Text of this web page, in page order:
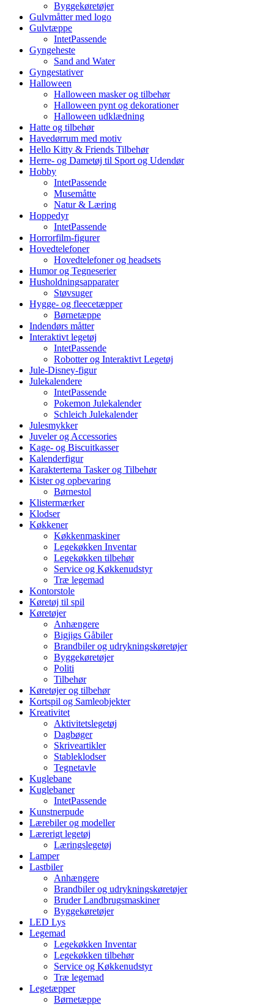
Byggekøretøjer
Gulvmåtter med logo
Gulvtæppe
IntetPassende
Gyngeheste
Sand and Water
Gyngestativer
Halloween
Halloween masker og tilbehør
Halloween pynt og dekorationer
Halloween udklædning
Hatte og tilbehør
Havedørrum med motiv
Hello Kitty & Friends Tilbehør
Herre- og Dametøj til Sport og Udendør
Hobby
IntetPassende
Musemåtte
Natur & Læring
Hoppedyr
IntetPassende
Horrorfilm-figurer
Hovedtelefoner
Hovedtelefoner og headsets
Humor og Tegneserier
Husholdningsapparater
Støvsuger
Hygge- og fleecetæpper
Børnetæppe
Indendørs måtter
Interaktivt legetøj
IntetPassende
Robotter og Interaktivt Legetøj
Jule-Disney-figur
Julekalendere
IntetPassende
Pokemon Julekalender
Schleich Julekalender
Julesmykker
Juveler og Accessories
Kage- og Biscuitkasser
Kalenderfigur
Karaktertema Tasker og Tilbehør
Kister og opbevaring
Børnestol
Klistermærker
Klodser
Køkkener
Køkkenmaskiner
Legekøkken Inventar
Legekøkken tilbehør
Service og Køkkenudstyr
Træ legemad
Kontorstole
Køretøj til spil
Køretøjer
Anhængere
Bigjigs Gåbiler
Brandbiler og udrykningskøretøjer
Byggekøretøjer
Politi
Tilbehør
Køretøjer og tilbehør
Kortspil og Samleobjekter
Kreativitet
Aktivitetslegetøj
Dagbøger
Skriveartikler
Stableklodser
Tegnetavle
Kuglebane
Kuglebaner
IntetPassende
Kunstnerpude
Lærebiler og modeller
Lærerigt legetøj
Læringslegetøj
Lamper
Lastbiler
Anhængere
Brandbiler og udrykningskøretøjer
Bruder Landbrugsmaskiner
Byggekøretøjer
LED Lys
Legemad
Legekøkken Inventar
Legekøkken tilbehør
Service og Køkkenudstyr
Træ legemad
Legetæpper
Børnetæppe